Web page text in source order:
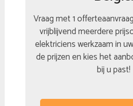
Vraag met 1
vrijblijvend meerdere
elektriciens werkzaam in
de prijzen en kies het
bij u past!